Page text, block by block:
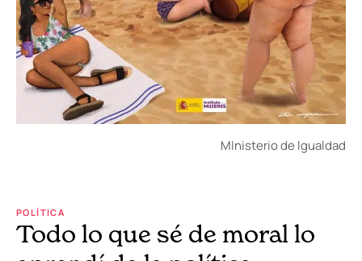
MInisterio de Igualdad
POLÍTICA
Todo lo que sé de moral lo